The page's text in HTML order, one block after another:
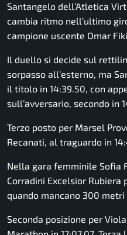
Santangelo dell’Atletica
cambia ritmo nell’ultimo
campione uscente Omar
Il duello si decide sul
sorpasso all’esterno, ma
il titolo in 14:39.50, con
sull’avversario, secondo in
Terzo posto per Marsel
Recanati, al traguardo in
Nella gara femminile Sofia
Corradini Excelsior Rubiera
quando mancano 300 metri
Seconda posizione per